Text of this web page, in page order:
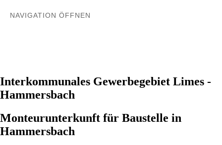
NAVIGATION ÖFFNEN
Interkommunales Gewerbegebiet Limes -
Hammersbach
Monteurunterkunft für Baustelle in
Hammersbach